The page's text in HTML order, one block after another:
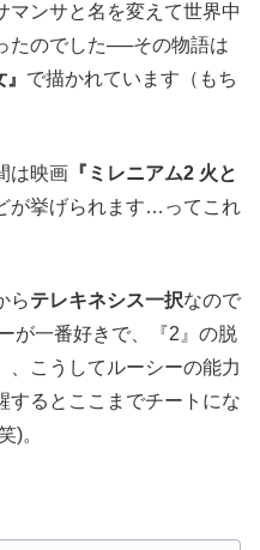
マンサと名を変えて世界中
たのでした──その物語は
で描かれています（もち
は映画 『ミレニアム2 火と
が挙げられます…ってこれ
らテレキネシス一択なので
が一番好きで、『2』の脱
、こうしてルーシーの能力
するとここまでチートにな
)。